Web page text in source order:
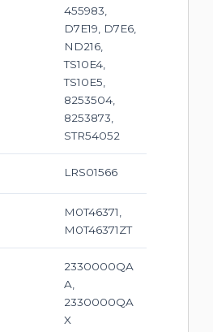
455983,
D7E19, D7E6,
ND216,
TS10E4,
TS10E5,
8253504,
8253873,
STR54052
LRS01566
M0T46371,
M0T46371ZT
2330000QA
A,
2330000QA
X